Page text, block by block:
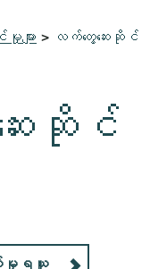
ျား > လက်တွေ့ဆေးဆိုင်
းဆိုင်
ာက်မှုရယူ